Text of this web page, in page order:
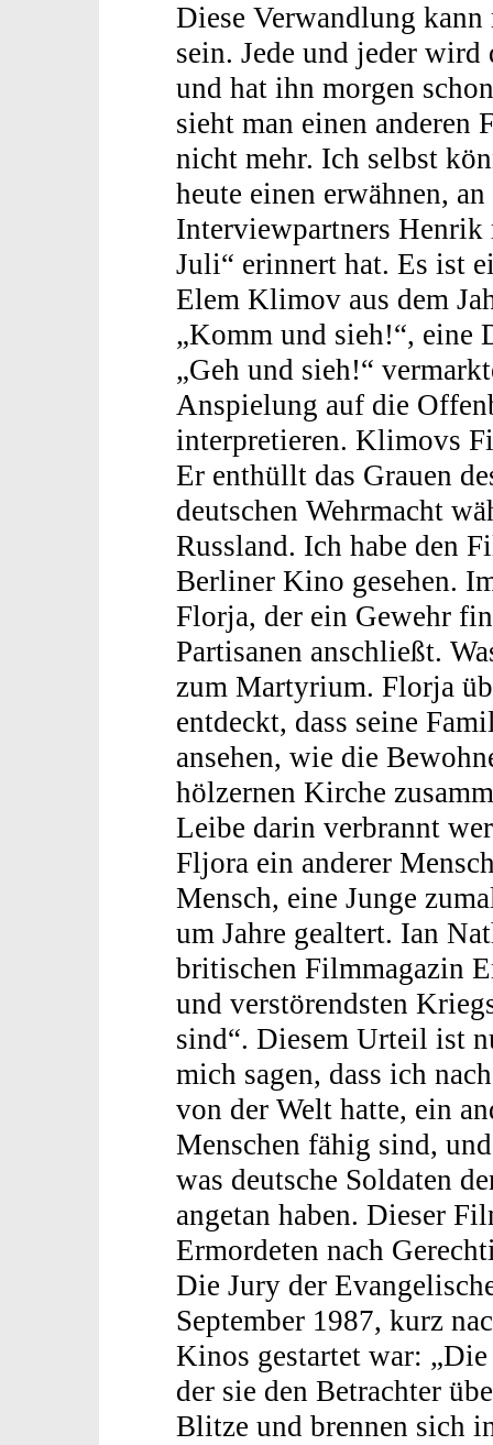
Diese Verwandlung
sein. Jede und jeder
und hat ihn morgen
sieht man einen anderen
nicht mehr. Ich selbst
heute einen erwähnen,
Interviewpartners Henrik
Juli“ erinnert hat. Es ist
Elem Klimov aus dem
„Komm und sieh!“,
„Geh und sieh!“
Anspielung auf die
interpretieren. Klimovs
Er enthüllt das Grauen
deutschen Wehrmacht
Russland. Ich habe den
Berliner Kino gesehen.
Florja, der ein Gewehr
Partisanen anschließt.
zum Martyrium. Florja
entdeckt, dass seine
ansehen, wie die
hölzernen Kirche
Leibe darin verbrannt
Fljora ein anderer
Mensch, eine Junge
um Jahre gealtert. Ian
britischen Filmmagazin
und verstörendsten
sind“. Diesem Urteil ist
mich sagen, dass ich
von der Welt hatte, ein
Menschen fähig sind,
was deutsche Soldaten
angetan haben. Dieser
Ermordeten nach
Die Jury der
September 1987, kurz
Kinos gestartet war:
der sie den Betrachter
Blitze und brennen sich